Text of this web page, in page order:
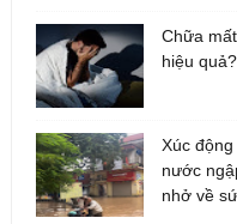
Chữa
hiệu quả?
Xúc
nước
nhở về